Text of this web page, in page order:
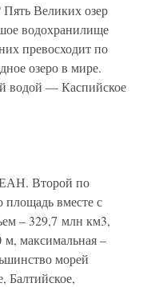
Пять Великих озер
водохранилище
превосходит по
озеро в мире.
водой — Каспийское
Второй по
площадь вместе с
– 329,7 млн км3,
м, максимальная –
морей
Балтийское,